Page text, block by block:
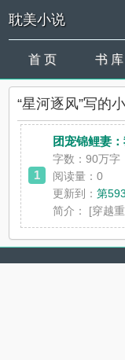
耽美小说
首 页 书 库
“星河逐风”写的
1
团宠锦鲤妻
字数：90万字
阅读量：0
更新到：第
简介：
[穿越